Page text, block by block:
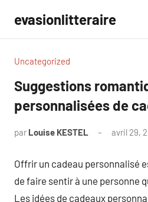
contenu
evasionlitteraire
Uncategorized
Suggestions
personnalisées de
par Louise KESTEL avril 29,
Offrir un cadeau personnalisé
de faire sentir à une personne
Les idées de cadeaux